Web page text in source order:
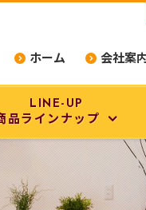
ホーム 会社案
LINE-UP
品ラインナップ
商品ラインナップ
設備・構造